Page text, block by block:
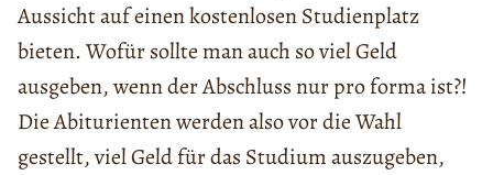
Aussicht auf einen kostenlosen Studienplatz
bieten. Wofür sollte man auch so viel Geld
ausgeben, wenn der Abschluss nur pro forma ist?!
Die Abiturienten werden also vor die Wahl
gestellt, viel Geld für das Studium auszugeben,